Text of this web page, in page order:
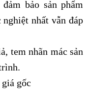
bảo sản phẩm
nhất vẫn đáp
tem nhãn mác sản